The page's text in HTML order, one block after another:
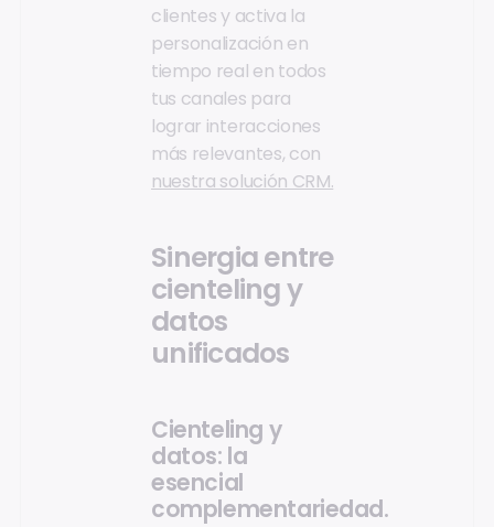
clientes y activa la
personalización en
tiempo real en todos
tus canales para
lograr interacciones
más relevantes, con
nuestra solución CRM.
Sinergia entre
cienteling y
datos
unificados
Cienteling y
datos: la
esencial
complementariedad.